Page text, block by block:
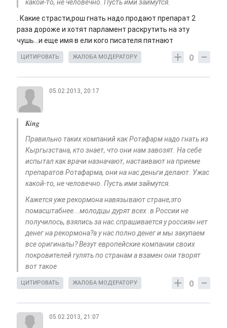
какой-то, не человечно. Пусть ими займутся.
. Какие страсти,рош гнать надо.продают препарат 2
раза дороже и хотят парламент раскрутить на эту
чушь...и еще имя в ели кого писателя пятнают
0
ЦИТИРОВАТЬ ЖАЛОБА МОДЕРАТОРУ
05.02.2013, 20:17
King
Правильно таких компаний как Ротафарм надо гнать из
Кыргызстана, кто знает, что они нам завозят. На себе
испытал как врачи назначают, настаивают на приеме
препаратов Ротафарма, они на нас деньги делают. Ужас
какой-то, не человечно. Пусть ими займутся.
Кажется уже рекормона навязывают стране,это
помасштабнее...молодцы дурят всех .в России не
получилось, взялись за нас.спрашивается у россиян нет
денег на рекормона?а у нас полно денег и мы закупаем
все оригиналы? Везут европейские компании своих
покровителей гулять по странам а взамен они творят
вот такое
0
ЦИТИРОВАТЬ ЖАЛОБА МОДЕРАТОРУ
05.02.2013, 21:07